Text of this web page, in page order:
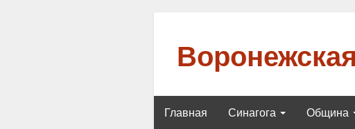
Главная Синагога Община